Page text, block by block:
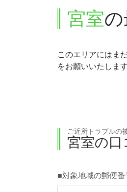
宮室
このエリアにはま
をお願いいたします
ご近所トラブルの
宮室の
■対象地域の郵便番